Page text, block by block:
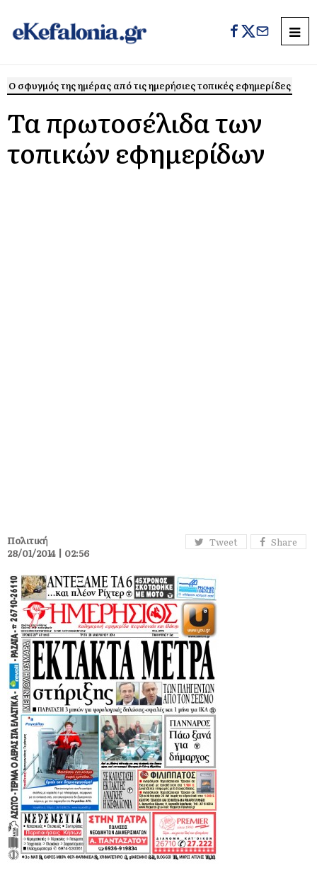
Ο σφυγμός της ημέρας από τις ημερήσιες τοπικές εφημερίδες
Τα πρωτοσέλιδα των
τοπικών εφημερίδων
Tweet Share
Πολιτική
28/01/2014 | 02:56